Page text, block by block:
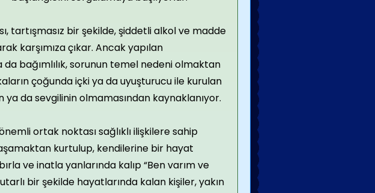
tartışmasız bir şekilde, şiddetli alkol ve madde
karşımıza çıkar. Ancak yapılan
bağımlılık, sorunun temel nedeni olmaktan
çoğunda içki ya da uyuşturucu ile kurulan
ya da sevgilinin olmamasından kaynaklanıyor.
ortak noktası sağlıklı ilişkilere sahip
kurtulup, kendilerine bir hayat
ve inatla yanlarında kalıp “Ben varım ve
bir şekilde hayatlarında kalan kişiler, yakın